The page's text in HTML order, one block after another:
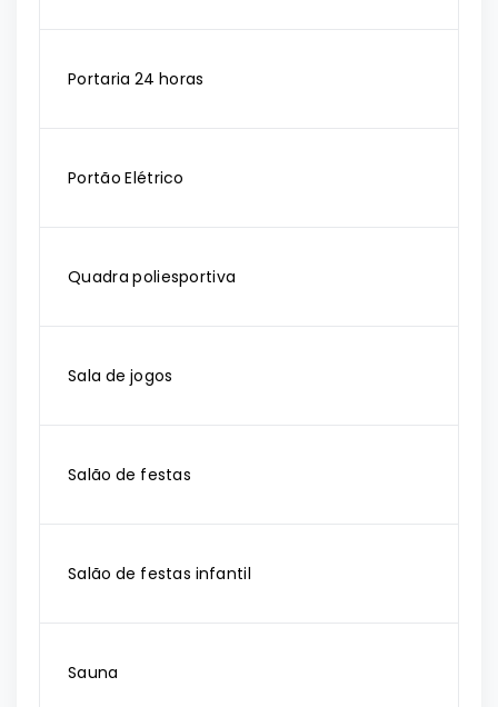
Portaria 24 horas
Portão Elétrico
Quadra poliesportiva
Sala de jogos
Salão de festas
Salão de festas infantil
Sauna